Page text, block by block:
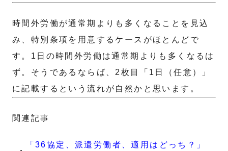
時間外労働が通常期よりも多くなることを見込
み、特別条項を用意するケースがほとんどで
す。1日の時間外労働は通常期よりも多くなるは
ず。そうであるならば、2枚目「1日（任意）」
に記載するという流れが自然かと思います。
関連記事
「36協定、派遣労働者、適用はどっち？」